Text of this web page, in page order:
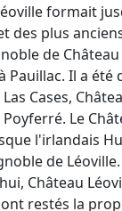
formait
des plus
de
Pauillac. Il a
Cases,
Le
l'irlandais
de Léoville.
Château
restés la